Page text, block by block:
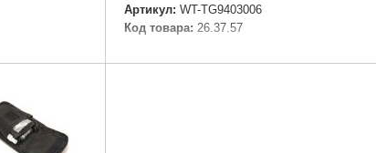
Артикул: WT-TG9403006
Код товара: 26.37.57
Подробнее...